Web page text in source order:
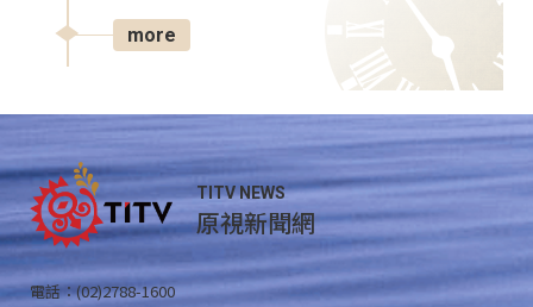
more
TITV NEWS
原視新聞網
電話：(02)2788-1600